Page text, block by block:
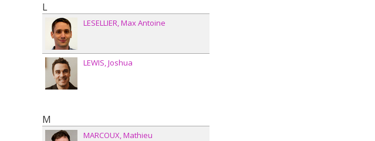
L
LESELLIER Max Antoine
LEWIS Joshua
M
MARCOUX Mathieu